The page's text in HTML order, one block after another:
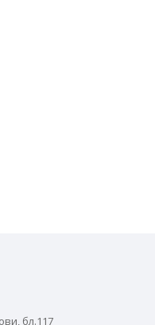
бл.117